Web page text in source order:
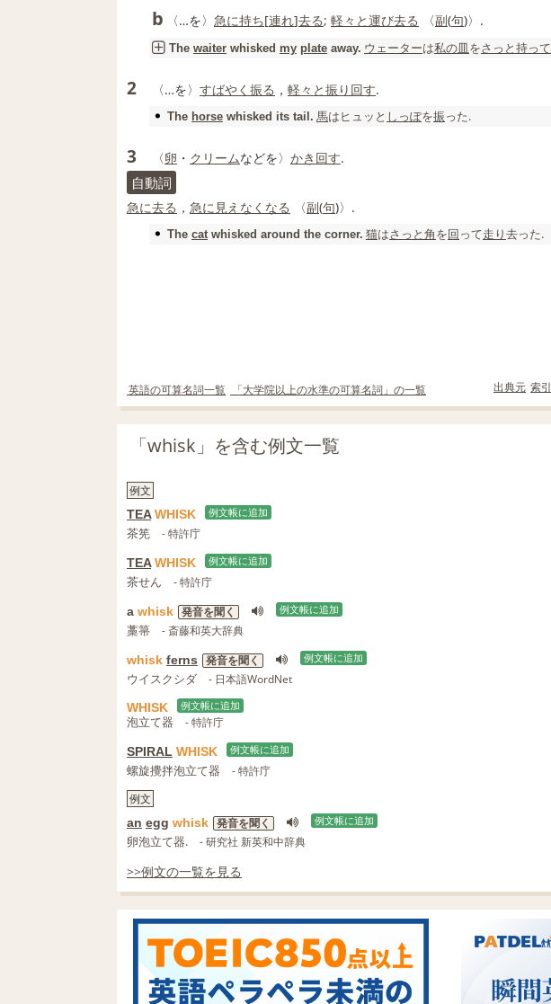
b 〈…を〉 急に持ち[連れ]去る; 軽々と運び去る 〈副(句)〉.
The waiter whisked my plate away. ウェーターは私の皿をさっと持って
2 〈…を〉 すばやく 振る ， 軽々と振り回す.
The horse whisked its tail. 馬はヒュッと しっぽを振った.
3 〈卵 ・ クリームなどを〉 かき回す.
自動詞
急に去る ， 急に 見えなくなる 〈副(句)〉.
The cat whisked around the corner. 猫はさっと角を回って走り去った.
英語の可算名詞一覧 「大学院以上の水準の可算名詞」の一覧 出典元 索引
「whisk」を含む例文一覧
例文
TEA WHISK 例文帳に追加
茶筅 - 特許庁
TEA WHISK 例文帳に追加
茶せん - 特許庁
a whisk 発音を聞く 例文帳に追加
藁箒 - 斎藤和英大辞典
whisk ferns 発音を聞く 例文帳に追加
ウイスクシダ - 日本語WordNet
WHISK 例文帳に追加
泡立て器 - 特許庁
SPIRAL WHISK 例文帳に追加
螺旋攪拌泡立て器
- 特許庁
例文
an egg whisk 発音を聞く 例文帳に追加
卵泡立て器. - 研究社 新英和中辞典
>>例文の一覧を見る